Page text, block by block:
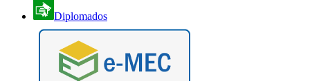
Diplomados